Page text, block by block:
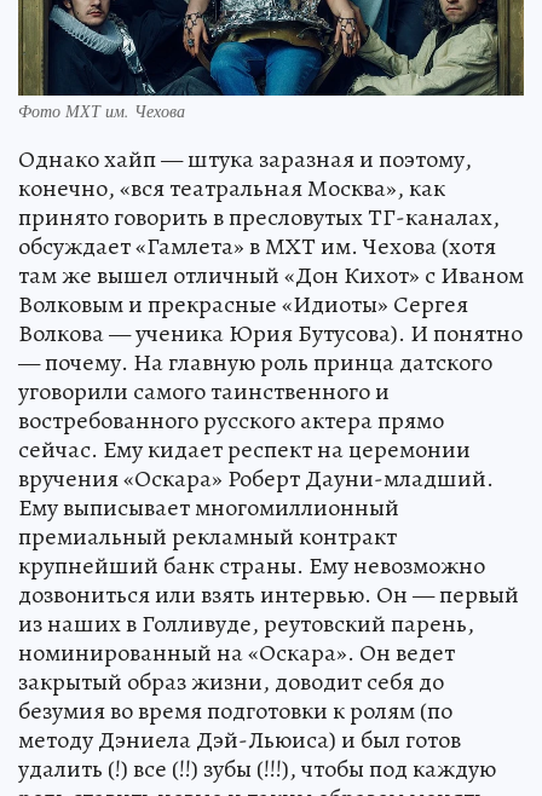
Фото МХТ им. Чехова
Однако хайп — штука заразная и поэтому,
конечно, «вся театральная Москва», как
принято говорить в пресловутых ТГ-каналах,
обсуждает «Гамлета» в МХТ им. Чехова (хотя
там же вышел отличный «Дон Кихот» с Иваном
Волковым и прекрасные «Идиоты» Сергея
Волкова — ученика Юрия Бутусова). И понятно
— почему. На главную роль принца датского
уговорили самого таинственного и
востребованного русского актера прямо
сейчас. Ему кидает респект на церемонии
вручения «Оскара» Роберт Дауни-младший.
Ему выписывает многомиллионный
премиальный рекламный контракт
крупнейший банк страны. Ему невозможно
дозвониться или взять интервью. Он — первый
из наших в Голливуде, реутовский парень,
номинированный на «Оскара». Он ведет
закрытый образ жизни, доводит себя до
безумия во время подготовки к ролям (по
методу Дэниела Дэй-Льюиса) и был готов
удалить (!) все (!!) зубы (!!!), чтобы под каждую